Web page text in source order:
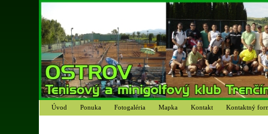
Úvod Ponuka Fotogaléria Mapka Kontakt Kontaktný